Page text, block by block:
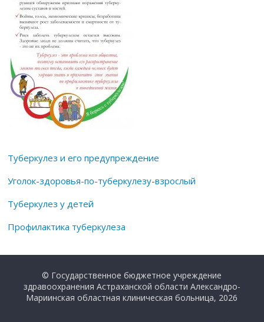
Туберкулез и его предупреждение
Уголок-здоровья-по-туберкулезу-взрослый
Туберкулез у детей
Профилактика туберкулеза
© Государственное бюджетное учреждение
здравоохранения Астраханской области Александро-
Мариинская областная клиническая больница, 2026